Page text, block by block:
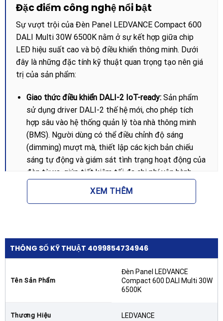
Đặc điểm công nghệ nổi bật
Sự vượt trội của Đèn Panel LEDVANCE Compact 600
DALI Multi 30W 6500K nằm ở sự kết hợp giữa chip
LED hiệu suất cao và bộ điều khiển thông minh. Dưới
đây là những đặc tính kỹ thuật quan trọng tạo nên giá
trị của sản phẩm:
Giao thức điều khiển DALI-2 IoT-ready:Sản phẩm
sử dụng driver DALI-2 thế hệ mới, cho phép tích
hợp sâu vào hệ thống quản lý tòa nhà thông minh
(BMS). Người dùng có thể điều chỉnh độ sáng
(dimming) mượt mà, thiết lập các kịch bản chiếu
sáng tự động và giám sát tình trạng hoạt động của
đèn từ xa, giúp tiết kiệm tối đa chi phí vận hành.
Công nghệ Multi Lumen linh hoạt:
phiên bản này là khả năng tùy chỉnh các mức công
cầu độ rọi khác nhau trong cùng một dự án, đơn
giản hóa việc quản lý vật tư và lắp đặt.
Chỉ số chống chói UGR < 19:Với thiết kế tấm tán
quang chuyên dụng, Đèn Panel LEDVANCE Compact
600 DALI Multi 30W 6500K kiểm soát chói lóa cực
không gây mỏi mắt, đáp ứng tiêu chuẩn chiếu sáng
XEM THÊM
THÔNG SỐ KỸ THUẬT 4099854734946
Tên Sản Phẩm
Đèn Panel LEDVANCE
Compact 600 DALI Multi 30W
6500K
Thương Hiệu LEDVANCE